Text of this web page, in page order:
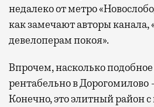
недалеко от метро
как замечают авторы канала,
девелоперам покоя».
Впрочем, насколько
рентабельно в
Конечно, это элитный район